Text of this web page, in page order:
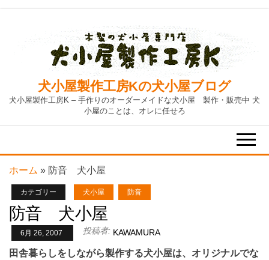
content
犬小屋製作工房Kの犬小屋ブログ
犬小屋製作工房K – 手作りのオーダーメイドな犬小屋 製作・販売中 犬
小屋のことは、オレに任せろ
ホーム » 防音 犬小屋
カテゴリー 犬小屋 防音
防音 犬小屋
6月 26, 2007 投稿者: KAWAMURA
田舎暮らしをしながら製作する犬小屋は、オリジナルでな